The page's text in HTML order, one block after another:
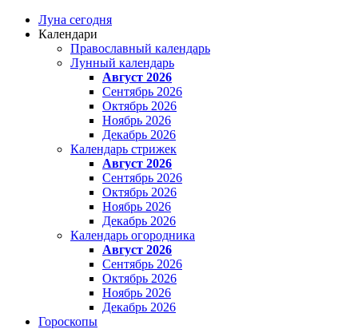
Луна сегодня
Календари
Православный календарь
Лунный календарь
Август 2026
Сентябрь 2026
Октябрь 2026
Ноябрь 2026
Декабрь 2026
Календарь стрижек
Август 2026
Сентябрь 2026
Октябрь 2026
Ноябрь 2026
Декабрь 2026
Календарь огородника
Август 2026
Сентябрь 2026
Октябрь 2026
Ноябрь 2026
Декабрь 2026
Гороскопы